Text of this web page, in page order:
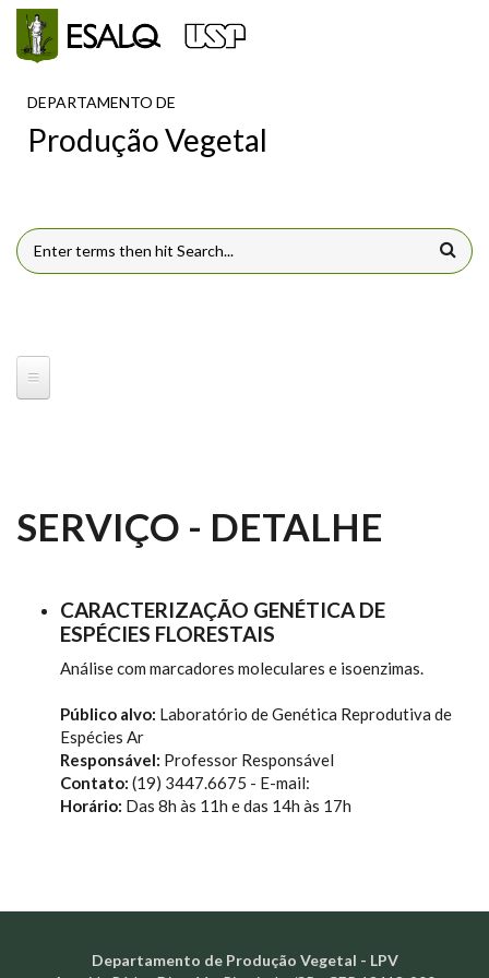
Pular para o conteúdo principal
DEPARTAMENTO DE
Produção Vegetal
FORMULÁRIO DE BUSCA
SERVIÇO - DETALHE
CARACTERIZAÇÃO GENÉTICA DE
ESPÉCIES FLORESTAIS
Análise com marcadores moleculares e isoenzimas.
Público alvo: Laboratório de Genética Reprodutiva de
Espécies Ar
Responsável: Professor Responsável
Contato: (19) 3447.6675 - E-mail:
Horário: Das 8h às 11h e das 14h às 17h
Departamento de Produção Vegetal - LPV